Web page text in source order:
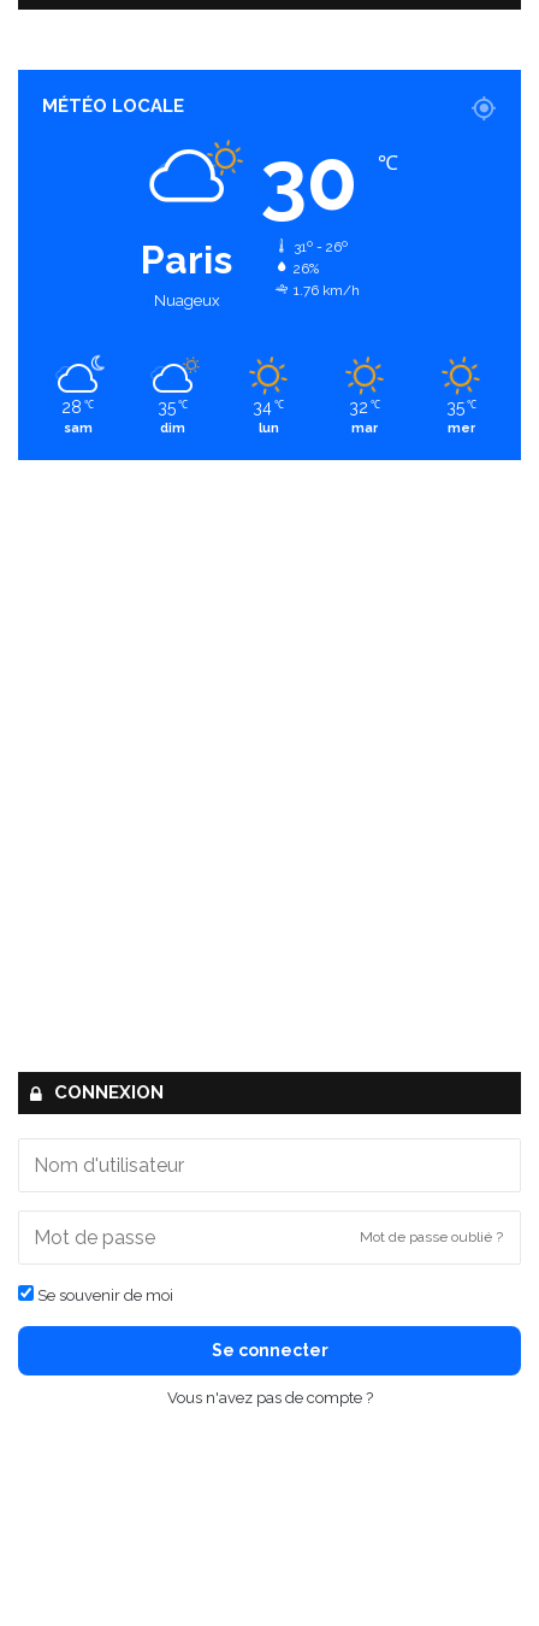
MÉTÉO LOCALE
Paris
Nuageux
30 ℃
31º - 26º
26%
1.76 km/h
28 ℃
sam
35 ℃
dim
34 ℃
lun
32 ℃
mar
35 ℃
mer
CONNEXION
Mot de passe oublié ?
Se souvenir de moi
Se connecter
Vous n'avez pas de compte ?